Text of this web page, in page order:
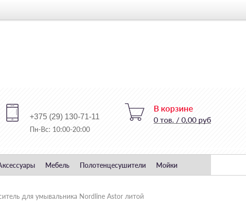
В корзине
0 тов. / 0,00 руб
+375 (29) 130-71-11
Пн-Вс: 10:00-20:00
Мебель Полотенцесушители Мойки
для умывальника Nordline Astor литой